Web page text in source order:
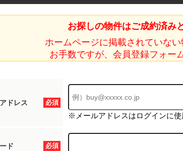
お探しの物件はご成約済み
ホームページに掲載されていない
お手数ですが、会員登録フォー
必須
ドレス
※メールアドレスはログインに使
必須
ド